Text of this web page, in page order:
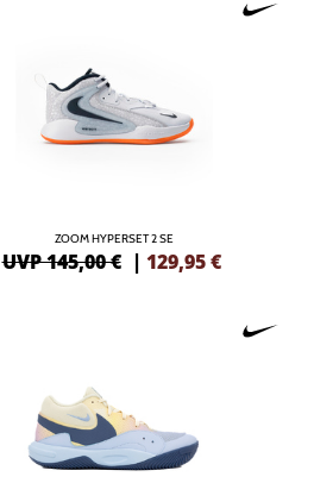
ZOOM HYPERSET 2 SE
UVP 145,00 € | 129,95 €